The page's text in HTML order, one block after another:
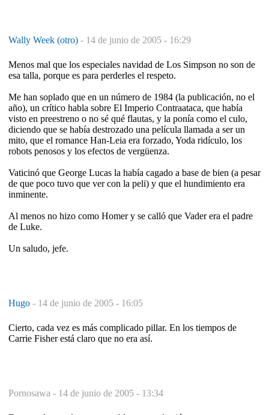
Wally Week (otro) - 14 de junio de 2005 - 16:29
Menos mal que los especiales navidad de Los Simpson no son de
esa talla, porque es para perderles el respeto.
Me han soplado que en un número de 1984 (la publicación, no el
año), un crítico habla sobre El Imperio Contraataca, que había
visto en preestreno o no sé qué flautas, y la ponía como el culo,
diciendo que se había destrozado una película llamada a ser un
mito, que el romance Han-Leia era forzado, Yoda ridículo, los
robots penosos y los efectos de vergüenza.
Vaticinó que George Lucas la había cagado a base de bien (a pesar
de que poco tuvo que ver con la peli) y que el hundimiento era
inminente.
Al menos no hizo como Homer y se calló que Vader era el padre
de Luke.
Un saludo, jefe.
Hugo - 14 de junio de 2005 - 16:05
Cierto, cada vez es más complicado pillar. En los tiempos de
Carrie Fisher está claro que no era así.
Pornosawa - 14 de junio de 2005 - 13:34